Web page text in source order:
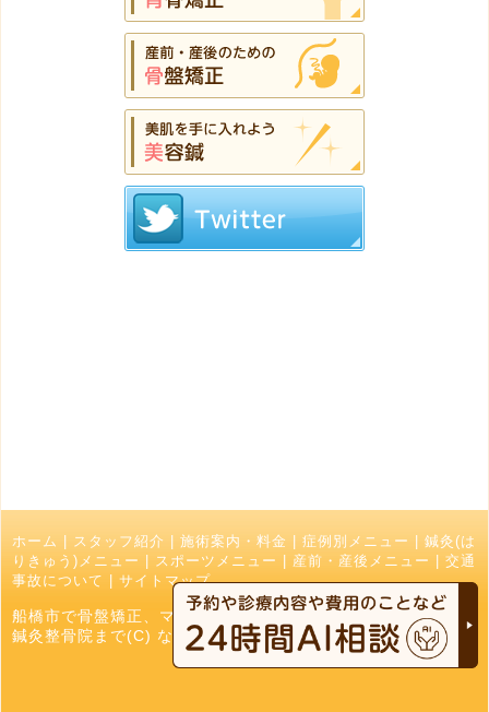
ホーム スタッフ紹介 施術案内・料金 症例別メニュー
鍼灸(は
りきゅう)メニュー
スポーツメニュー 産前・産後メニュー
交通
事故について
サイトマップ
船橋市で骨盤矯正、マッサージ、接骨院でお探しの方はなかお
鍼灸整骨院まで(C) なかお鍼灸接骨院 All Right Reserved.